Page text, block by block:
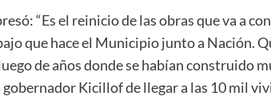
“Es el reinicio de las obras que va a
que hace el Municipio junto a Nación.
de años donde se habían construido
Kicillof de llegar a las 10 mil